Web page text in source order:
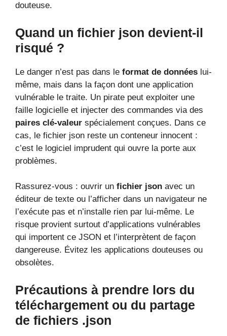
douteuse.
Quand un fichier json devient-il
risqué ?
Le danger n’est pas dans le format de données lui-
même, mais dans la façon dont une application
vulnérable le traite. Un pirate peut exploiter une
faille logicielle et injecter des commandes via des
paires clé-valeur spécialement conçues. Dans ce
cas, le fichier json reste un conteneur innocent :
c’est le logiciel imprudent qui ouvre la porte aux
problèmes.
Rassurez-vous : ouvrir un fichier json avec un
éditeur de texte ou l’afficher dans un navigateur ne
l’exécute pas et n’installe rien par lui-même. Le
risque provient surtout d’applications vulnérables
qui importent ce JSON et l’interprètent de façon
dangereuse. Évitez les applications douteuses ou
obsolètes.
Précautions à prendre lors du
téléchargement ou du partage
de fichiers .json